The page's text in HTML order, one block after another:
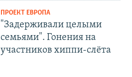
ПРОЕКТ ЕВРОПА
"Задерживали целыми
семьями". Гонения на
участников хиппи-слёта